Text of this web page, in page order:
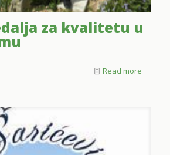
za kvalitetu u
Read more